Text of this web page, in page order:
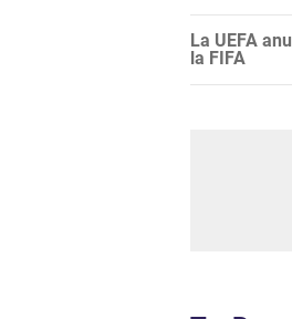
La UEFA
la FIFA